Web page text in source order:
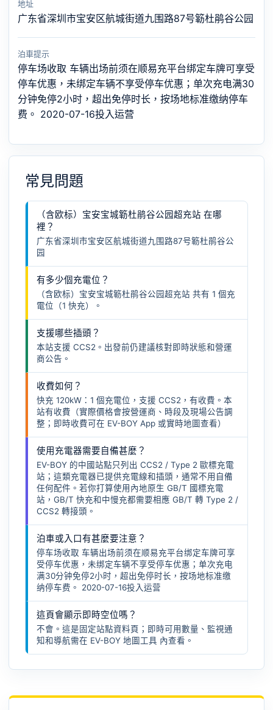
地址
广东省深圳市宝安区航城街道九围路87号簕杜鹃谷公园
泊車提示
停车场收取 车辆出场前须在顺易充平台绑定车牌可享受
停车优惠，未绑定车辆不享受停车优惠；单次充电满30
分钟免停2小时，超出免停时长，按场地标准缴纳停车
费。 2020-07-16投入运营
常見問題
（含欧标）宝安宝城簕杜鹃谷公园超充站 在哪
裡？
广东省深圳市宝安区航城街道九围路87号簕杜鹃谷公
园
有多少個充電位？
（含欧标）宝安宝城簕杜鹃谷公园超充站 共有 1 個充
電位（1 快充）。
支援哪些插頭？
本站支援 CCS2。出發前仍建議核對即時狀態和營運
商公告。
收費如何？
快充 120kW：1 個充電位，支援 CCS2，有收費。本
站有收費（實際價格會按營運商、時段及現場公告調
整；即時收費可在 EV-BOY App 或實時地圖查看）
使用充電器需要自備甚麼？
EV-BOY 的中國站點只列出 CCS2 / Type 2 歐標充電
站；這類充電器已提供充電線和插頭，通常不用自備
任何配件。若你打算使用內地原生 GB/T 國標充電
站，GB/T 快充和中慢充都需要相應 GB/T 轉 Type 2 /
CCS2 轉接頭 。
泊車或入口有甚麼要注意？
停车场收取 车辆出场前须在顺易充平台绑定车牌可享
受停车优惠，未绑定车辆不享受停车优惠；单次充电
满30分钟免停2小时，超出免停时长，按场地标准缴
纳停车费。 2020-07-16投入运营
這頁會顯示即時空位嗎？
不會。這是固定站點資料頁；即時可用數量、監視通
知和導航需在 EV-BOY 地圖工具 內查看。